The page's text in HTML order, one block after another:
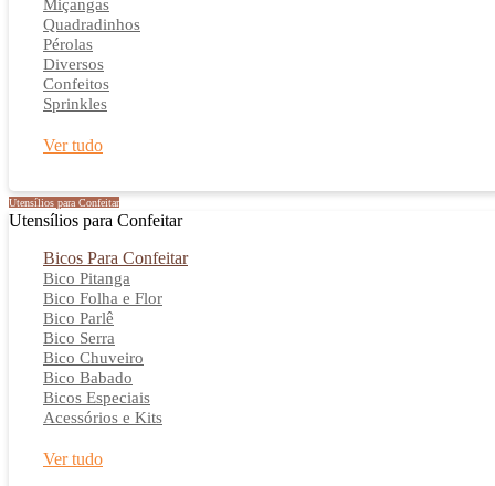
Miçangas
Quadradinhos
Pérolas
Diversos
Confeitos
Sprinkles
Ver tudo
Utensílios para Confeitar
Utensílios para Confeitar
Bicos Para Confeitar
Bico Pitanga
Bico Folha e Flor
Bico Parlê
Bico Serra
Bico Chuveiro
Bico Babado
Bicos Especiais
Acessórios e Kits
Ver tudo